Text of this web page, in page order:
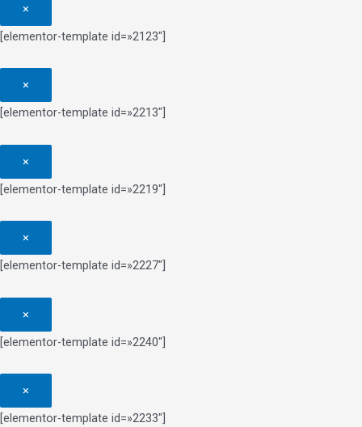
×
[elementor-template id=»2123″]
×
[elementor-template id=»2213″]
×
[elementor-template id=»2219″]
×
[elementor-template id=»2227″]
×
[elementor-template id=»2240″]
×
[elementor-template id=»2233″]